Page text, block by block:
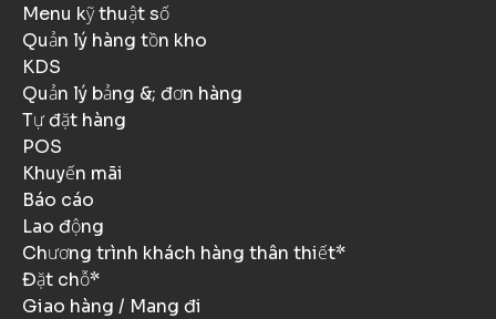
Menu kỹ thuật số
Quản lý hàng tồn kho
KDS
Quản lý bảng &; đơn hàng
Tự đặt hàng
POS
Khuyến mãi
Báo cáo
Lao động
Chương trình khách hàng thân thiết*
Đặt chỗ*
Giao hàng / Mang đi